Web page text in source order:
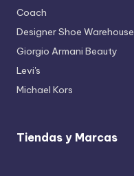
Coach
Designer Shoe Warehouse
Giorgio Armani Beauty
Levi's
Michael Kors
Tiendas y Marcas